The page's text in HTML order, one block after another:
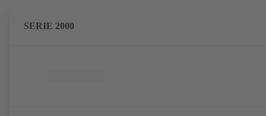
SERIE 2000